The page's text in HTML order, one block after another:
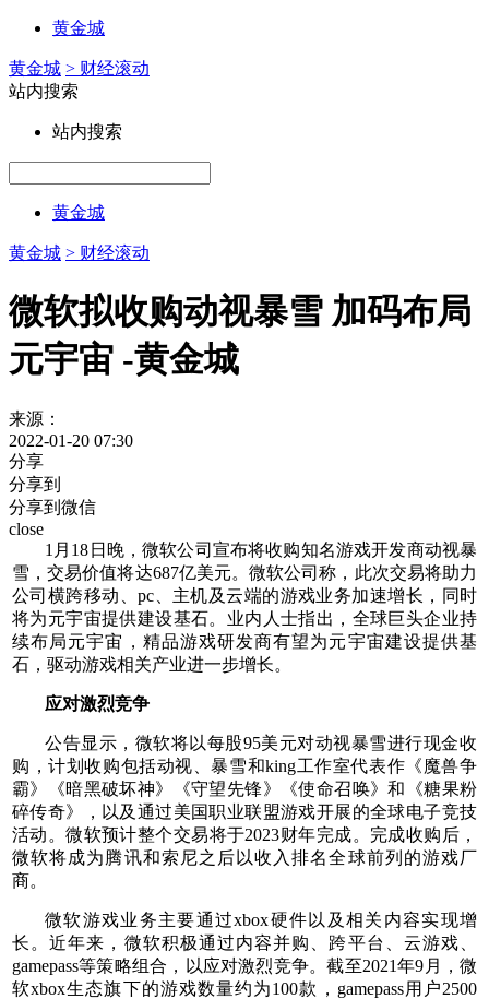
黄金城
黄金城 > 财经滚动
站内搜索
站内搜索
黄金城
黄金城 > 财经滚动
微软拟收购动视暴雪 加码布局
元宇宙 -黄金城
来源：
2022-01-20 07:30
分享
分享到
分享到微信
close
1月18日晚，微软公司宣布将收购知名游戏开发商动视暴
雪，交易价值将达687亿美元。微软公司称，此次交易将助力
公司横跨移动、pc、主机及云端的游戏业务加速增长，同时
将为元宇宙提供建设基石。业内人士指出，全球巨头企业持
续布局元宇宙，精品游戏研发商有望为元宇宙建设提供基
石，驱动游戏相关产业进一步增长。
应对激烈竞争
公告显示，微软将以每股95美元对动视暴雪进行现金收
购，计划收购包括动视、暴雪和king工作室代表作《魔兽争
霸》《暗黑破坏神》《守望先锋》《使命召唤》和《糖果粉
碎传奇》，以及通过美国职业联盟游戏开展的全球电子竞技
活动。微软预计整个交易将于2023财年完成。完成收购后，
微软将成为腾讯和索尼之后以收入排名全球前列的游戏厂
商。
微软游戏业务主要通过xbox硬件以及相关内容实现增
长。近年来，微软积极通过内容并购、跨平台、云游戏、
gamepass等策略组合，以应对激烈竞争。截至2021年9月，微
软xbox生态旗下的游戏数量约为100款，gamepass用户2500